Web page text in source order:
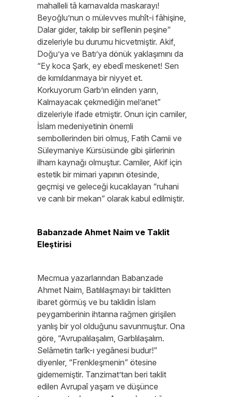
mahalleli tâ karnavalda maskarayı!
Beyoğlu’nun o mülevves muhît-i fâhişine,
Dalar gider, takılıp bir sefîlenin peşine”
dizeleriyle bu durumu hicvetmiştir. Akif,
Doğu’ya ve Batı’ya dönük yaklaşımını da
“Ey koca Şark, ey ebedî meskenet! Sen
de kımıldanmaya bir niyyet et.
Korkuyorum Garb’ın elinden yarın,
Kalmayacak çekmediğin mel’anet”
dizeleriyle ifade etmiştir. Onun için camiler,
İslam medeniyetinin önemli
sembollerinden biri olmuş, Fatih Camii ve
Süleymaniye Kürsüsünde gibi şiirlerinin
ilham kaynağı olmuştur. Camiler, Akif için
estetik bir mimari yapının ötesinde,
geçmişi ve geleceği kucaklayan “ruhani
ve canlı bir mekan” olarak kabul edilmiştir.
Babanzade Ahmet Naim ve Taklit
Eleştirisi
Mecmua yazarlarından Babanzade
Ahmet Naim, Batılılaşmayı bir taklitten
ibaret görmüş ve bu taklidin İslam
peygamberinin ihtarına rağmen girişilen
yanlış bir yol olduğunu savunmuştur. Ona
göre, “Avrupalılaşalım, Garblılaşalım.
Selâmetin tarîk-ı yegânesi budur!”
diyenler, “Frenkleşmenin” ötesine
gidememiştir. Tanzimat’tan beri taklit
edilen Avrupaî yaşam ve düşünce